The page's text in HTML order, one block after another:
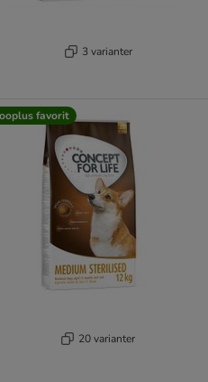
3 varianter
favorit
20 varianter